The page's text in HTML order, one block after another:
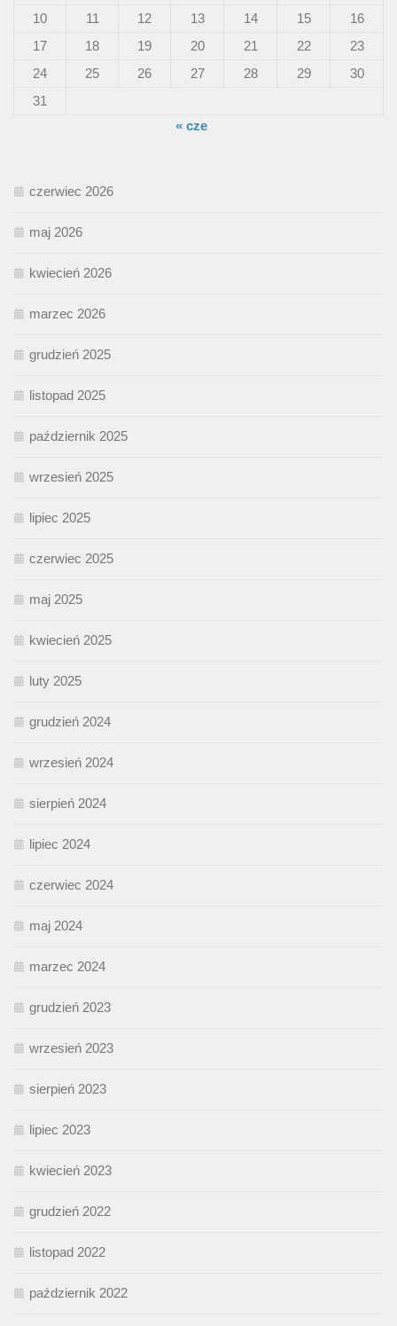
10
11 12 13 14 15
16
17
18 19 20 21 22
23
24
25 26 27 28 29
30
31
« cze
czerwiec 2026
maj 2026
kwiecień 2026
marzec 2026
grudzień 2025
listopad 2025
październik 2025
wrzesień 2025
lipiec 2025
czerwiec 2025
maj 2025
kwiecień 2025
luty 2025
grudzień 2024
wrzesień 2024
sierpień 2024
lipiec 2024
czerwiec 2024
maj 2024
marzec 2024
grudzień 2023
wrzesień 2023
sierpień 2023
lipiec 2023
kwiecień 2023
grudzień 2022
listopad 2022
październik 2022